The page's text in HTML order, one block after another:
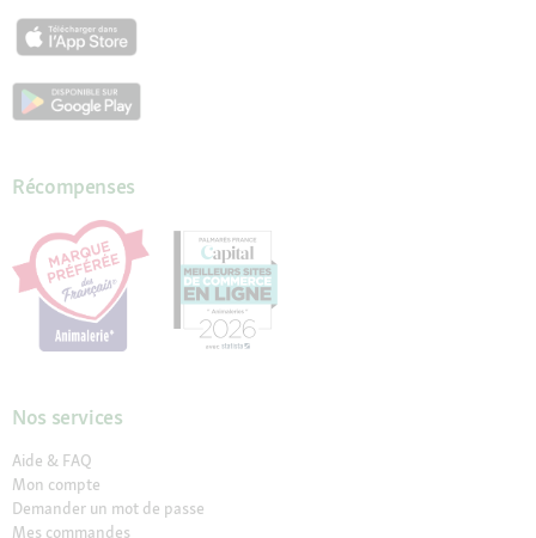
Récompenses
Nos services
Aide & FAQ
Mon compte
Demander un mot de passe
Mes commandes